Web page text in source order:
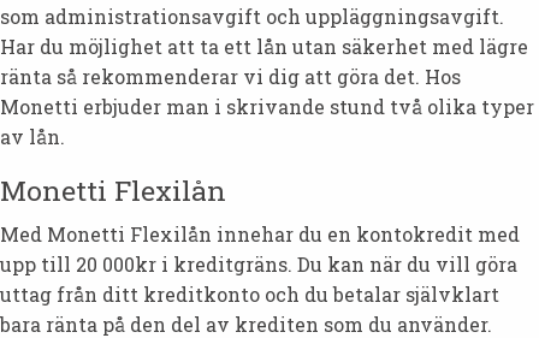
som administrationsavgift och uppläggningsavgift.
Har du möjlighet att ta ett lån utan säkerhet med lägre
ränta så rekommenderar vi dig att göra det. Hos
Monetti erbjuder man i skrivande stund två olika typer
av lån.
Monetti Flexilån
Med Monetti Flexilån innehar du en kontokredit med
upp till 20 000kr i kreditgräns. Du kan när du vill göra
uttag från ditt kreditkonto och du betalar självklart
bara ränta på den del av krediten som du använder.